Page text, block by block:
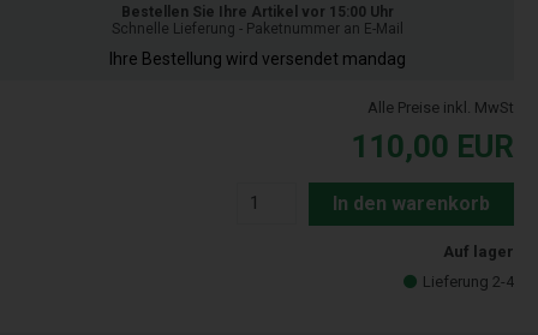
Bestellen Sie Ihre Artikel vor 15:00 Uhr
Schnelle Lieferung - Paketnummer an E-Mail
Ihre Bestellung wird versendet mandag
Alle Preise inkl. MwSt
110,00 EUR
In den warenkorb
Auf lager
Lieferung 2-4